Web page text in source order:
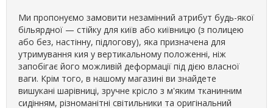
Ми пропонуємо замовити незамінний атрибут будь-якої
більярдної — стійку для київ або київницю (з полицею
або без, настінну, підлогову), яка призначена для
утримування кия у вертикальному положенні, ніж
запобігає його можливій деформації під дією власної
ваги. Крім того, в нашому магазині ви знайдете
вишукані шарівниці, зручне крісло з м'яким тканинним
сидінням, різноманітні світильники та оригінальний